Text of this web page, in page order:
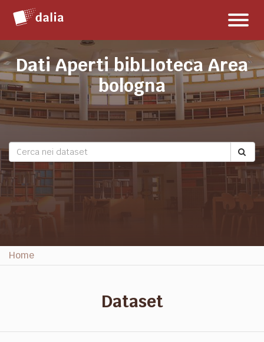
contenuto
Dati Aperti bibLIoteca Area
bologna
Home
Dataset